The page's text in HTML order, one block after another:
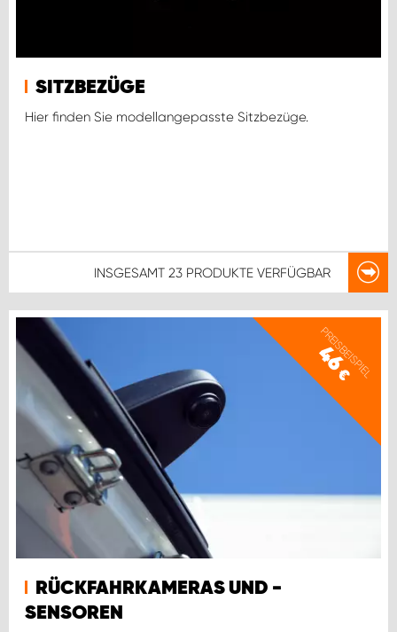
SITZBEZÜGE
Hier finden Sie modellangepasste Sitzbezüge.
INSGESAMT 23 PRODUKTE VERFÜGBAR
PREISBEISPIEL
46
€
RÜCKFAHRKAMERAS UND -
SENSOREN